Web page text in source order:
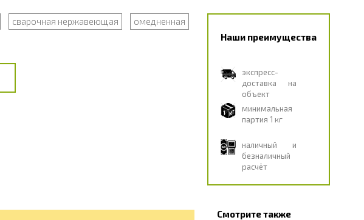
сварочная нержавеющая
омедненная
Наши преимущества
экспресс-
доставка на
объект
минимальная
партия 1 кг
наличный и
безналичный
расчёт
Смотрите также